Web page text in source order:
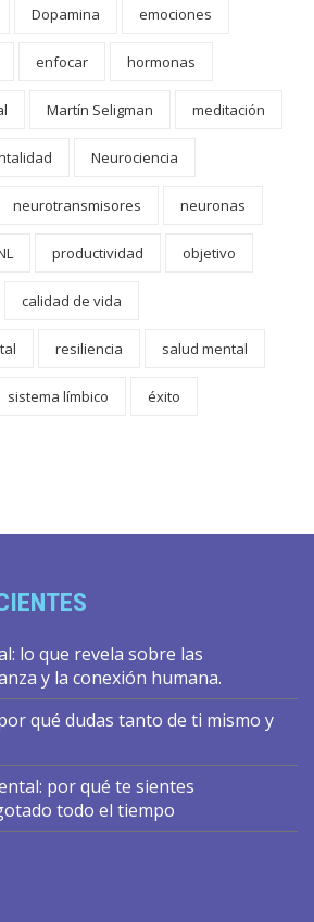
Dopamina emociones
enfocar hormonas
Martín Seligman meditación
Neurociencia
neurotransmisores neuronas
productividad objetivo
calidad de vida
resiliencia salud mental
sistema límbico éxito
lo que revela sobre las
y la conexión humana.
qué dudas tanto de ti mismo y
por qué te sientes
todo el tiempo